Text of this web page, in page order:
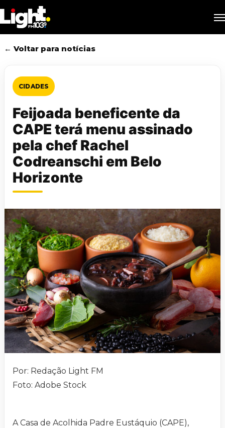
to
main
content
← Voltar para notícias
CIDADES
Feijoada beneficente da
CAPE terá menu assinado
pela chef Rachel
Codreanschi em Belo
Horizonte
Por: Redação Light FM
Foto: Adobe Stock
A Casa de Acolhida Padre Eustáquio (CAPE),